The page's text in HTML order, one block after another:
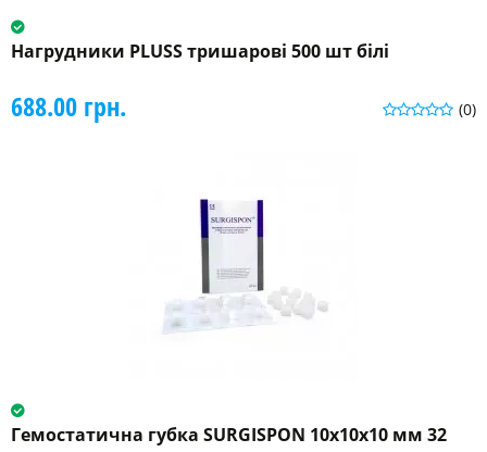
Нагрудники PLUSS тришарові 500 шт білі
(0)
688.00 грн.
Гемостатична губка SURGISPON 10х10х10 мм 32